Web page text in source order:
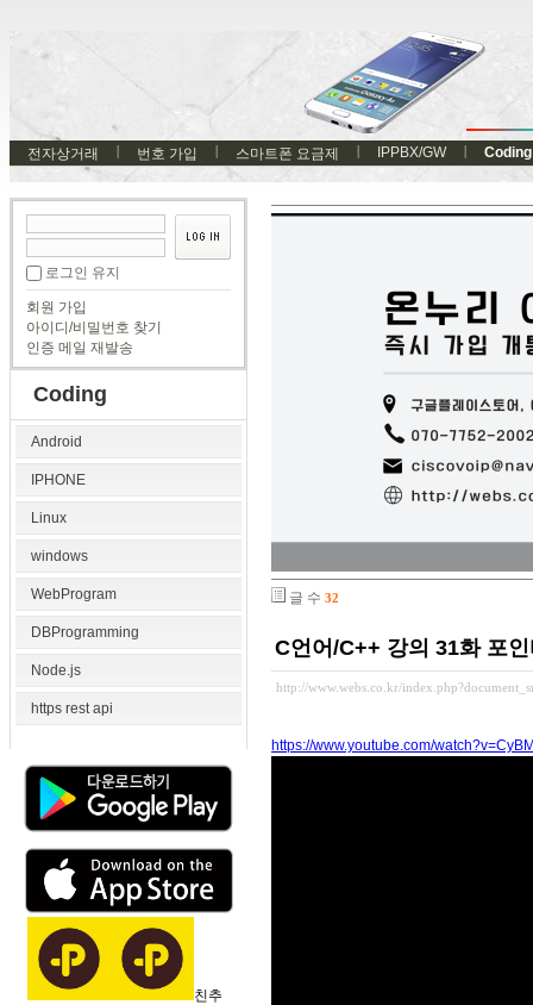
전자상거래 번호 가입 스마트폰 요금제 IPPBX/GW Coding
로그인 유지
회원 가입
아이디/비밀번호 찾기
인증 메일 재발송
Coding
Android
IPHONE
Linux
windows
WebProgram
DBProgramming
Node.js
https rest api
친추
글 수 32
C언어/C++ 강의 31화 포
http://www.webs.co.kr/
https://www.youtube.com/